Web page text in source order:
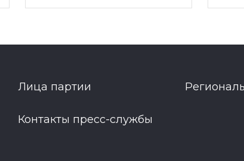
Лица партии
Контакты пресс-службы